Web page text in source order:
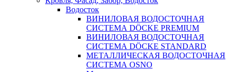
Водосток
ВИНИЛОВАЯ ВОДОСТОЧНАЯ
СИСТЕМА DÖCKE PREMIUM
ВИНИЛОВАЯ ВОДОСТОЧНАЯ
СИСТЕМА DÖCKE STANDARD
МЕТАЛЛИЧЕСКАЯ ВОДОСТОЧНАЯ
СИСТЕМА OSNO